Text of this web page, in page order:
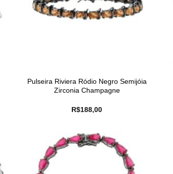
Pulseira Riviera Ródio Negro Semijóia
Zirconia Champagne
R$188,00